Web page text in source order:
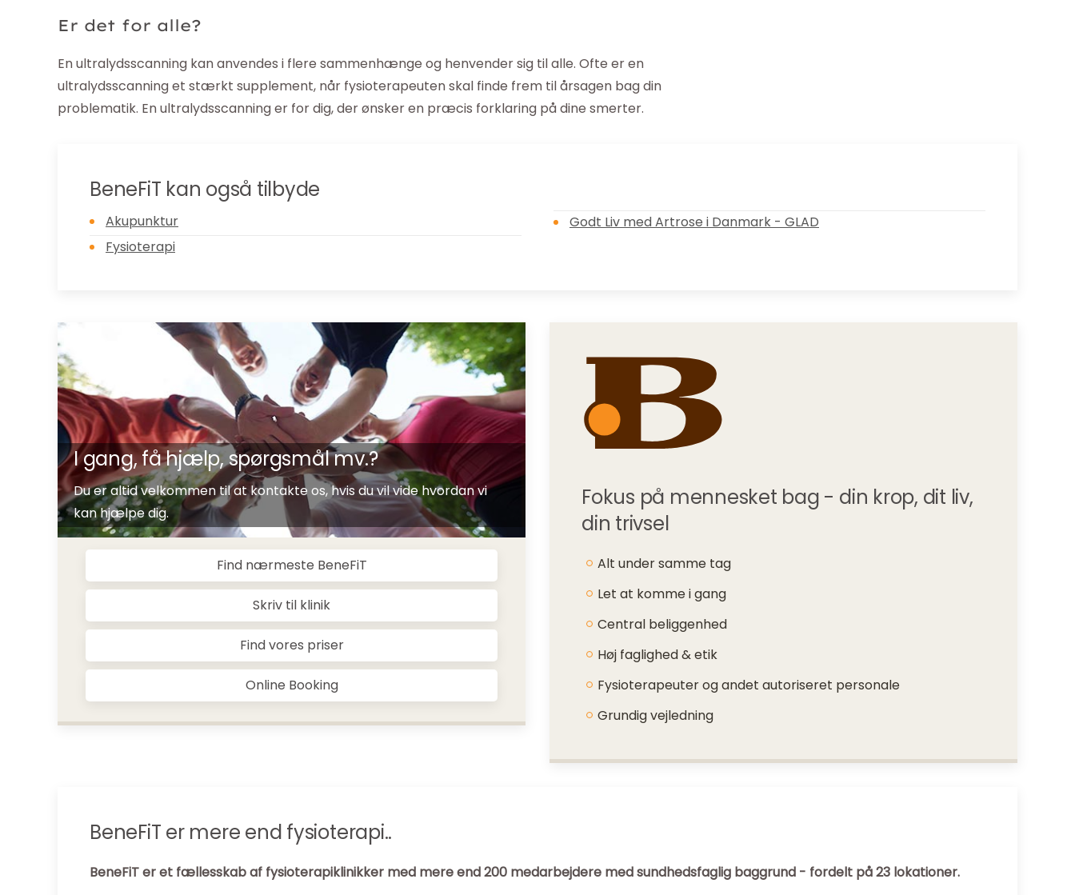
Er det for alle?
En ultralydsscanning kan anvendes i flere sammenhænge og henvender sig til alle. Ofte er en
ultralydsscanning et stærkt supplement, når fysioterapeuten skal finde frem til årsagen bag din
problematik. En ultralydsscanning er for dig, der ønsker en præcis forklaring på dine smerter.
BeneFiT kan også tilbyde
Akupunktur
Fysioterapi
Godt Liv med Artrose i Danmark - GLAD
I gang, få hjælp, spørgsmål mv.?
Du er altid velkommen til at kontakte os, hvis du vil vide hvordan vi
kan hjælpe dig.
Find nærmeste BeneFiT
Skriv til klinik
Find vores priser
Online Booking
Fokus på mennesket bag - din krop, dit liv,
din trivsel
Alt under samme tag
Let at komme i gang
Central beliggenhed
Høj faglighed & etik
Fysioterapeuter og andet autoriseret personale
Grundig vejledning
BeneFiT er mere end fysioterapi..
BeneFiT er et fællesskab af fysioterapiklinikker med mere end 200 medarbejdere med sundhedsfaglig baggrund - fordelt på 23 lokationer.